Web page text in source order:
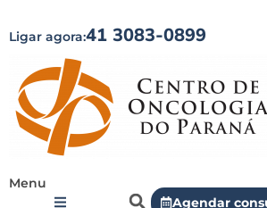
Ligar agora:41 3083-0899
Menu
Agendar